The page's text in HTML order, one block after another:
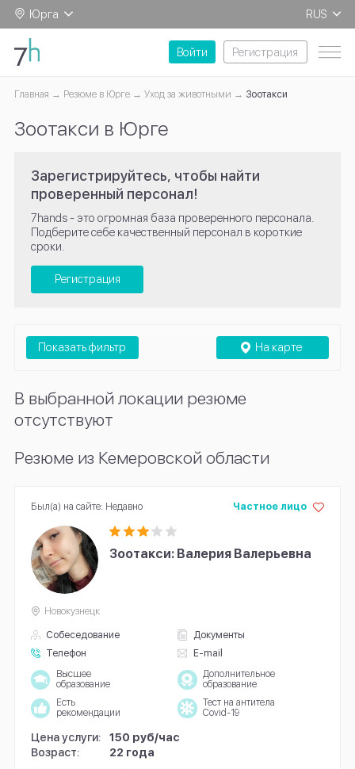
Юрга
RUS
EN
Войти
Регистрация
Главная Резюме в Юрге Уход за животными Зоотакси
Зоотакси в Юрге
Зарегистрируйтесь, чтобы найти
проверенный персонал!
7hands - это огромная база проверенного персонала.
Подберите себе качественный персонал в короткие
сроки.
Регистрация
На карте
Показать фильтр
В выбранной локации резюме
отсутствуют
Резюме из Кемеровской области
Зоотакси: Валерия Валерьевна
Собеседование
Документы
Телефон
E-mail
Частное лицо
Новокузнецк
Высшее
образование
Дополнительное
образование
Есть
рекомендации
Тест на антитела
Covid-19
Цена услуги:
150 руб/час
Возраст:
22 года
Был(а) на сайте: Недавно